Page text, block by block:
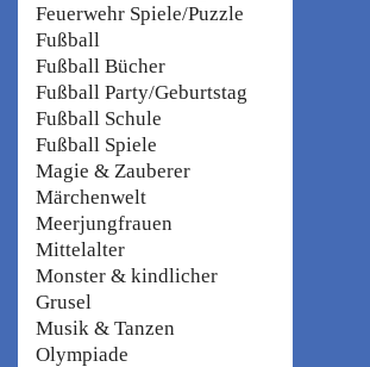
Feuerwehr Spiele/Puzzle
Fußball
Fußball Bücher
Fußball Party/Geburtstag
Fußball Schule
Fußball Spiele
Magie & Zauberer
Märchenwelt
Meerjungfrauen
Mittelalter
Monster & kindlicher
Grusel
Musik & Tanzen
Olympiade